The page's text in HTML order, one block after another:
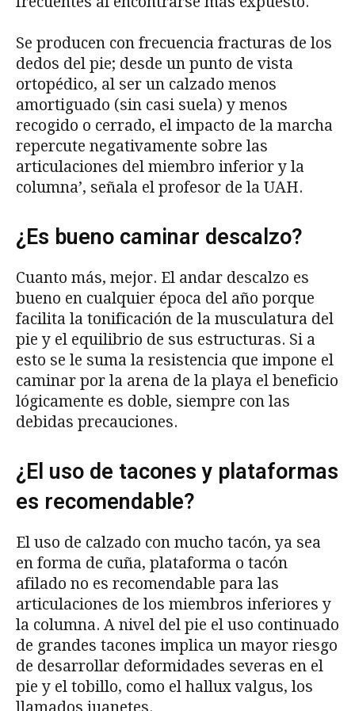
Se producen con frecuencia fracturas de los
dedos del pie; desde un punto de vista
ortopédico, al ser un calzado menos
amortiguado (sin casi suela) y menos
recogido o cerrado, el impacto de la marcha
repercute negativamente sobre las
articulaciones del miembro inferior y la
columna’, señala el profesor de la UAH.
¿Es bueno caminar descalzo?
Cuanto más, mejor. El andar descalzo es
bueno en cualquier época del año porque
facilita la tonificación de la musculatura del
pie y el equilibrio de sus estructuras. Si a
esto se le suma la resistencia que impone el
caminar por la arena de la playa el beneficio
lógicamente es doble, siempre con las
debidas precauciones.
¿El uso de tacones y plataformas
es recomendable?
El uso de calzado con mucho tacón, ya sea
en forma de cuña, plataforma o tacón
afilado no es recomendable para las
articulaciones de los miembros inferiores y
la columna. A nivel del pie el uso continuado
de grandes tacones implica un mayor riesgo
de desarrollar deformidades severas en el
pie y el tobillo, como el hallux valgus, los